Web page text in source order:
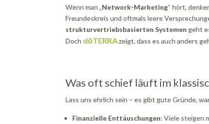
Wenn man „Network-Marketing“ hört,
Freundeskreis und oftmals leere
strukturvertriebsbasierten Systemen geht
Doch dōTERRAzeigt, dass es auch anders
Was oft schief läuft im
Lass uns ehrlich sein – es gibt gute Gründe,
Finanzielle Enttäuschungen: Viele steigen